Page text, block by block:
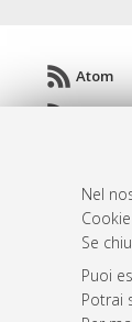
Nel
Se
Puoi
Potrai
Atom